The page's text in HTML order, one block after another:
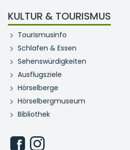
KULTUR & TOURISMUS
Tourismusinfo
Schlafen & Essen
Sehenswürdigkeiten
Ausflugsziele
Hörselberge
Hörselbergmuseum
Bibliothek